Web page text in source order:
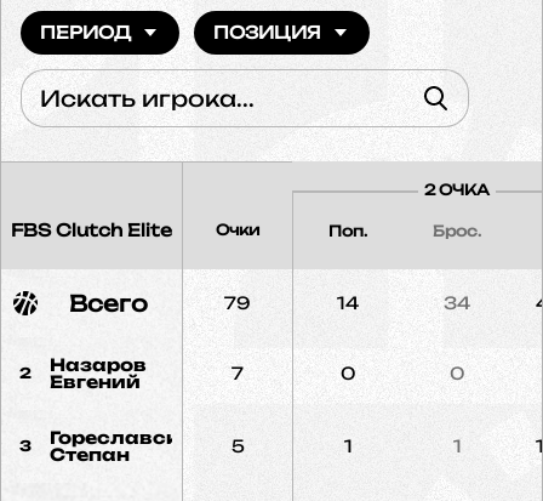
ПЕРИОД ПОЗИЦИЯ
FBS Clutch Elite Очки
2 ОЧКА
Поп. Брос.
Всего 79 14 34
2
Назаров
Евгений
7 0 0
3
Гореславский
Степан
5 1 1